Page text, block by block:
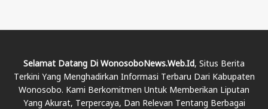
Selamat Datang Di WonosoboNews.web.id, Situs Berita
Terkini Yang Menghadirkan Informasi Terbaru Dari Kabupaten
Wonosobo. Kami Berkomitmen Untuk Memberikan Liputan
Yang Akurat, Terpercaya, Dan Relevan Tentang Berbagai